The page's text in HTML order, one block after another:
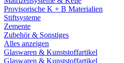
Provisorische K + B Materialien
Stiftsysteme
Zemente
Zubehör & Sonstiges
Alles anzeigen
Glaswaren & Kunststoffartikel
Glaswaren & Kunststoffartikel